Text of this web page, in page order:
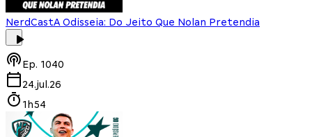
NerdCastA Odisseia: Do Jeito Que Nolan Pretendia
Ep. 1040
24.jul.26
1h54